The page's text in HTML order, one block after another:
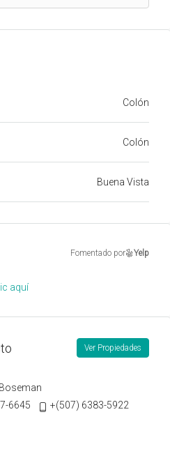
Colón
Colón
Buena Vista
Fomentado por Yelp
aquí
Ver Propiedades
6645
+(507) 6383-5922